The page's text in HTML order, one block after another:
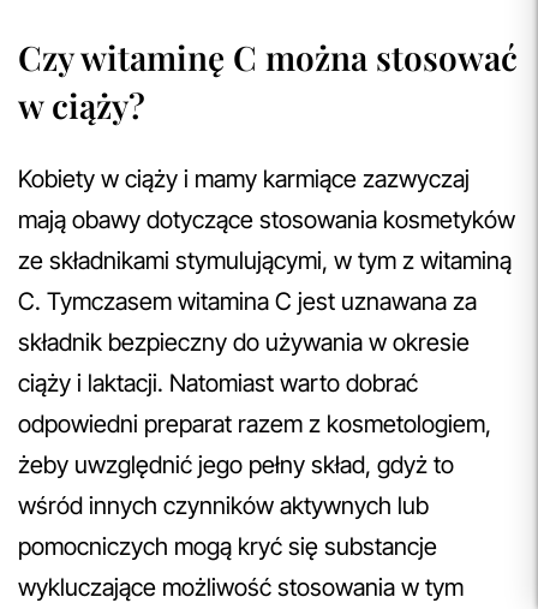
Czy witaminę C można stosować
w ciąży?
Kobiety w ciąży i mamy karmiące zazwyczaj
mają obawy dotyczące stosowania kosmetyków
ze składnikami stymulującymi, w tym z witaminą
C. Tymczasem witamina C jest uznawana za
składnik bezpieczny do używania w okresie
ciąży i laktacji. Natomiast warto dobrać
odpowiedni preparat razem z kosmetologiem,
żeby uwzględnić jego pełny skład, gdyż to
wśród innych czynników aktywnych lub
pomocniczych mogą kryć się substancje
wykluczające możliwość stosowania w tym